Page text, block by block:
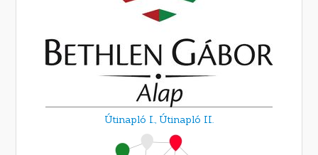
Útinapló I., Útinapló II.